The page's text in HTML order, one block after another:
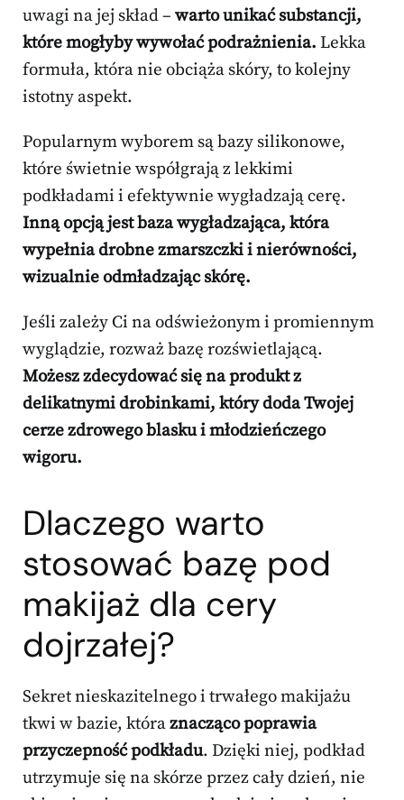
uwagi na jej skład – warto unikać substancji,
które mogłyby wywołać podrażnienia. Lekka
formuła, która nie obciąża skóry, to kolejny
istotny aspekt.
Popularnym wyborem są bazy silikonowe,
które świetnie współgrają z lekkimi
podkładami i efektywnie wygładzają cerę.
Inną opcją jest baza wygładzająca, która
wypełnia drobne zmarszczki i nierówności,
wizualnie odmładzając skórę.
Jeśli zależy Ci na odświeżonym i promiennym
wyglądzie, rozważ bazę rozświetlającą.
Możesz zdecydować się na produkt z
delikatnymi drobinkami, który doda Twojej
cerze zdrowego blasku i młodzieńczego
wigoru.
Dlaczego warto
stosować bazę pod
makijaż dla cery
dojrzałej?
Sekret nieskazitelnego i trwałego makijażu
tkwi w bazie, któraznacząco poprawia
przyczepność podkładu. Dzięki niej, podkład
utrzymuje się na skórze przez cały dzień, nie